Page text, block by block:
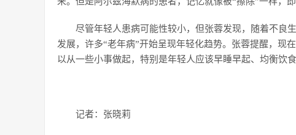
尽管年轻人患病可能性较小，但张蓉发现，随着不良
发展，许多“老年病”开始呈现年轻化趋势。张蓉提醒，现
以从一些小事做起，特别是年轻人应该早睡早起、均衡饮
记者：张晓莉